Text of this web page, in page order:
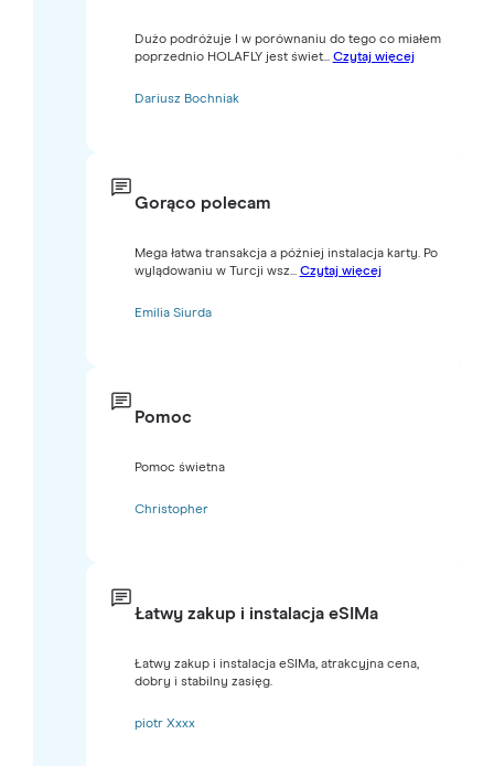
Dużo podróżuje I w porównaniu do tego co miałem
poprzednio HOLAFLY jest świet... Czytaj więcej
Dariusz Bochniak
Gorąco polecam
Mega łatwa transakcja a później instalacja karty. Po
wylądowaniu w Turcji wsz... Czytaj więcej
Emilia Siurda
Pomoc
Pomoc świetna
Christopher
Łatwy zakup i instalacja eSIMa
Łatwy zakup i instalacja eSIMa, atrakcyjna cena,
dobry i stabilny zasięg.
piotr Xxxx